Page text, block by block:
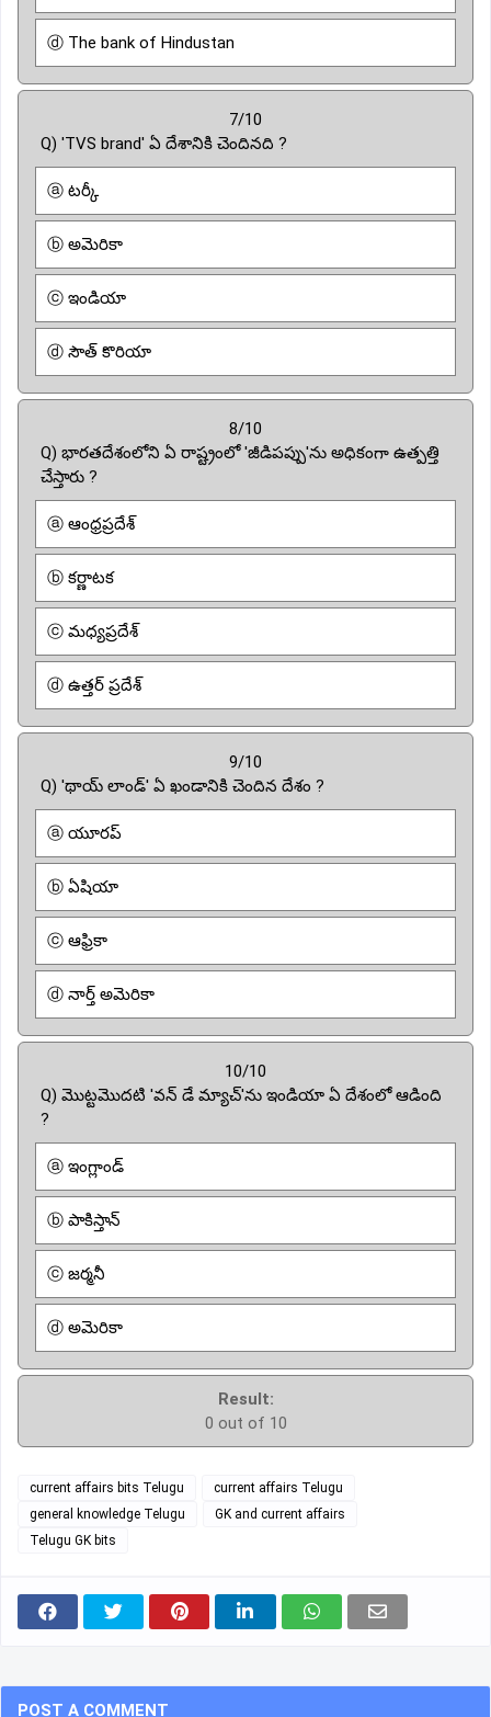
ⓓ The bank of Hindustan
7/10
Q) 'TVS brand' ఏ దేశానికి చెందినది ?
ⓐ టర్కీ
ⓑ అమెరికా
ⓒ ఇండియా
ⓓ సౌత్ కొరియా
8/10
Q) భారతదేశంలోని ఏ రాష్ట్రంలో 'జీడిపప్పు'ను అధికంగా ఉత్పత్తి
చేస్తారు ?
ⓐ ఆంధ్రప్రదేశ్
ⓑ కర్ణాటక
ⓒ మధ్యప్రదేశ్
ⓓ ఉత్తర్ ప్రదేశ్
9/10
Q) 'థాయ్ లాండ్' ఏ ఖండానికి చెందిన దేశం ?
ⓐ యూరప్
ⓑ ఏషియా
ⓒ ఆఫ్రికా
ⓓ నార్త్ అమెరికా
10/10
Q) మొట్టమొదటి 'వన్ డే మ్యాచ్'ను ఇండియా ఏ దేశంలో ఆడింది
?
ⓐ ఇంగ్లాండ్
ⓑ పాకిస్తాన్
ⓒ జర్మనీ
ⓓ అమెరికా
Result:
0 out of 10
current affairs bits Telugu
current affairs Telugu
general knowledge Telugu
GK and current affairs
Telugu GK bits
POST A COMMENT